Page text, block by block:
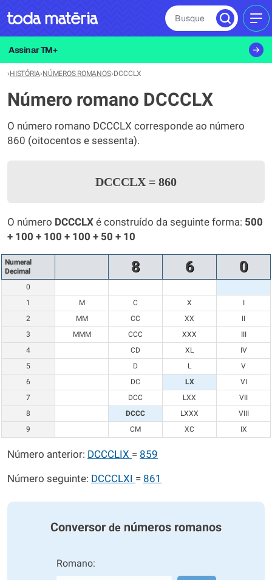
Busque
Assinar TM+
›HISTÓRIA›NÚMEROS ROMANOS›DCCCLX
Número romano DCCCLX
O número romano DCCCLX corresponde ao número
860 (oitocentos e sessenta).
DCCCLX = 860
O número DCCCLX é construído da seguinte forma: 500
+ 100 + 100 + 100 + 50 + 10
Numeral
Decimal
8 6 0
0
1
M C X
I
2
MM CC XX
II
3
MMM CCC XXX
III
4
CD XL
IV
5
D L
V
6
DC LX
VI
7
DCC LXX
VII
8
DCCC LXXX
VIII
9
CM XC IX
Número anterior: DCCCLIX = 859
Número seguinte: DCCCLXI = 861
Conversor de números romanos
Romano: